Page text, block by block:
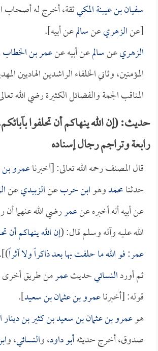
سفيان بن عيينة المكيثقة، أخرج له أصحاب
[عنالزهريعنسالمعن أبيه].
الزهريعنسالمعن أبيه عنعمر بن الخطاب
المؤمنين، وثاني الخلفاء الراشدين الهاديين
المناقب الجمة والفضائل الكثيرة رضي الله
حديث: (إن الله ينهاكم أن تحلفوا
رابعة وتراجم رجال إسناده
قال المصنف رحمه الله تعالى: [أخبرناعمرو
حدثنامحمدوهوابن حربعنالزبيديعن
عن أبيه أنه أخبره عنعمررضي الله عنهما
الله عليه وآله وسلم قال: (إن الله ينهاكم أن
عمر: فو الله ما حلفت بها بعد ذاكراً ولا آثراً)].
ثم أوردالنسائيحديثعمرمن طريق أخرى
قوله: [أخبرناعمرو بن عثمان بن سعيد].
هوعمرو بن عثمان بن سعيد بن كثير بن
صدوق، أخرج حديثهأبو داود، والنسائي، و